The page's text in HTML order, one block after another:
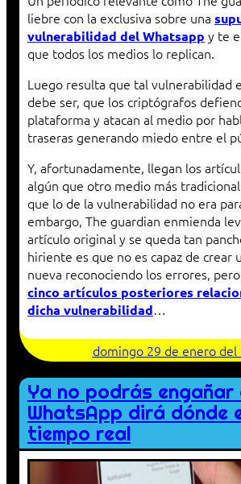
liebre con la exclusiva sobre una
vulnerabilidad del Whatsapp y te
que todos los medios lo replican.
Luego resulta que tal vulnerabilidad
debe ser, que los criptógrafos
plataforma y atacan al medio por
traseras generando miedo entre el
Y, afortunadamente, llegan los
algún que otro medio más
que lo de la vulnerabilidad no era
embargo, The guardian enmienda
artículo original y se queda tan
hiriente es que no es capaz de crear
nueva reconociendo los errores,
cinco artículos posteriores
dicha vulnerabilidad…
domingo 29 de enero del
Ya no podrás engañar
WhatsApp dirá dónde
tiempo real